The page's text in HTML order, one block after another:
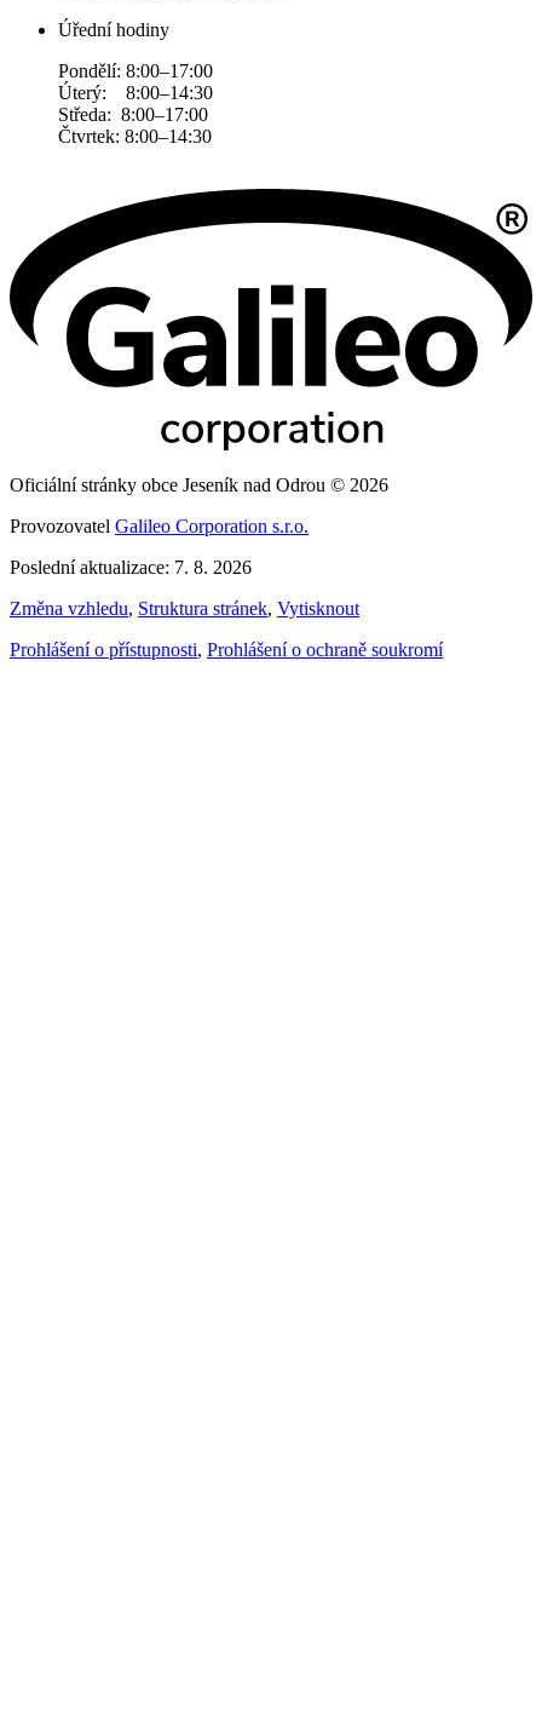
Úřední hodiny
Pondělí: 8:00–17:00
Úterý: 8:00–14:30
Středa: 8:00–17:00
Čtvrtek: 8:00–14:30
Oficiální stránky obce Jeseník nad Odrou © 2026
Provozovatel Galileo Corporation s.r.o.
Poslední aktualizace: 7. 8. 2026
Změna vzhledu, Struktura stránek, Vytisknout
Prohlášení o přístupnosti, Prohlášení o ochraně soukromí